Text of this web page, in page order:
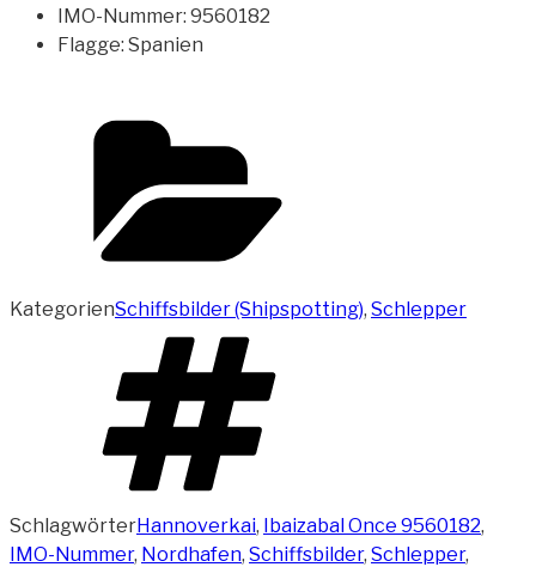
IMO-Nummer: 9560182
Flagge: Spanien
KategorienSchiffsbilder (Shipspotting), Schlepper
SchlagwörterHannoverkai, Ibaizabal Once 9560182,
IMO-Nummer, Nordhafen, Schiffsbilder, Schlepper,